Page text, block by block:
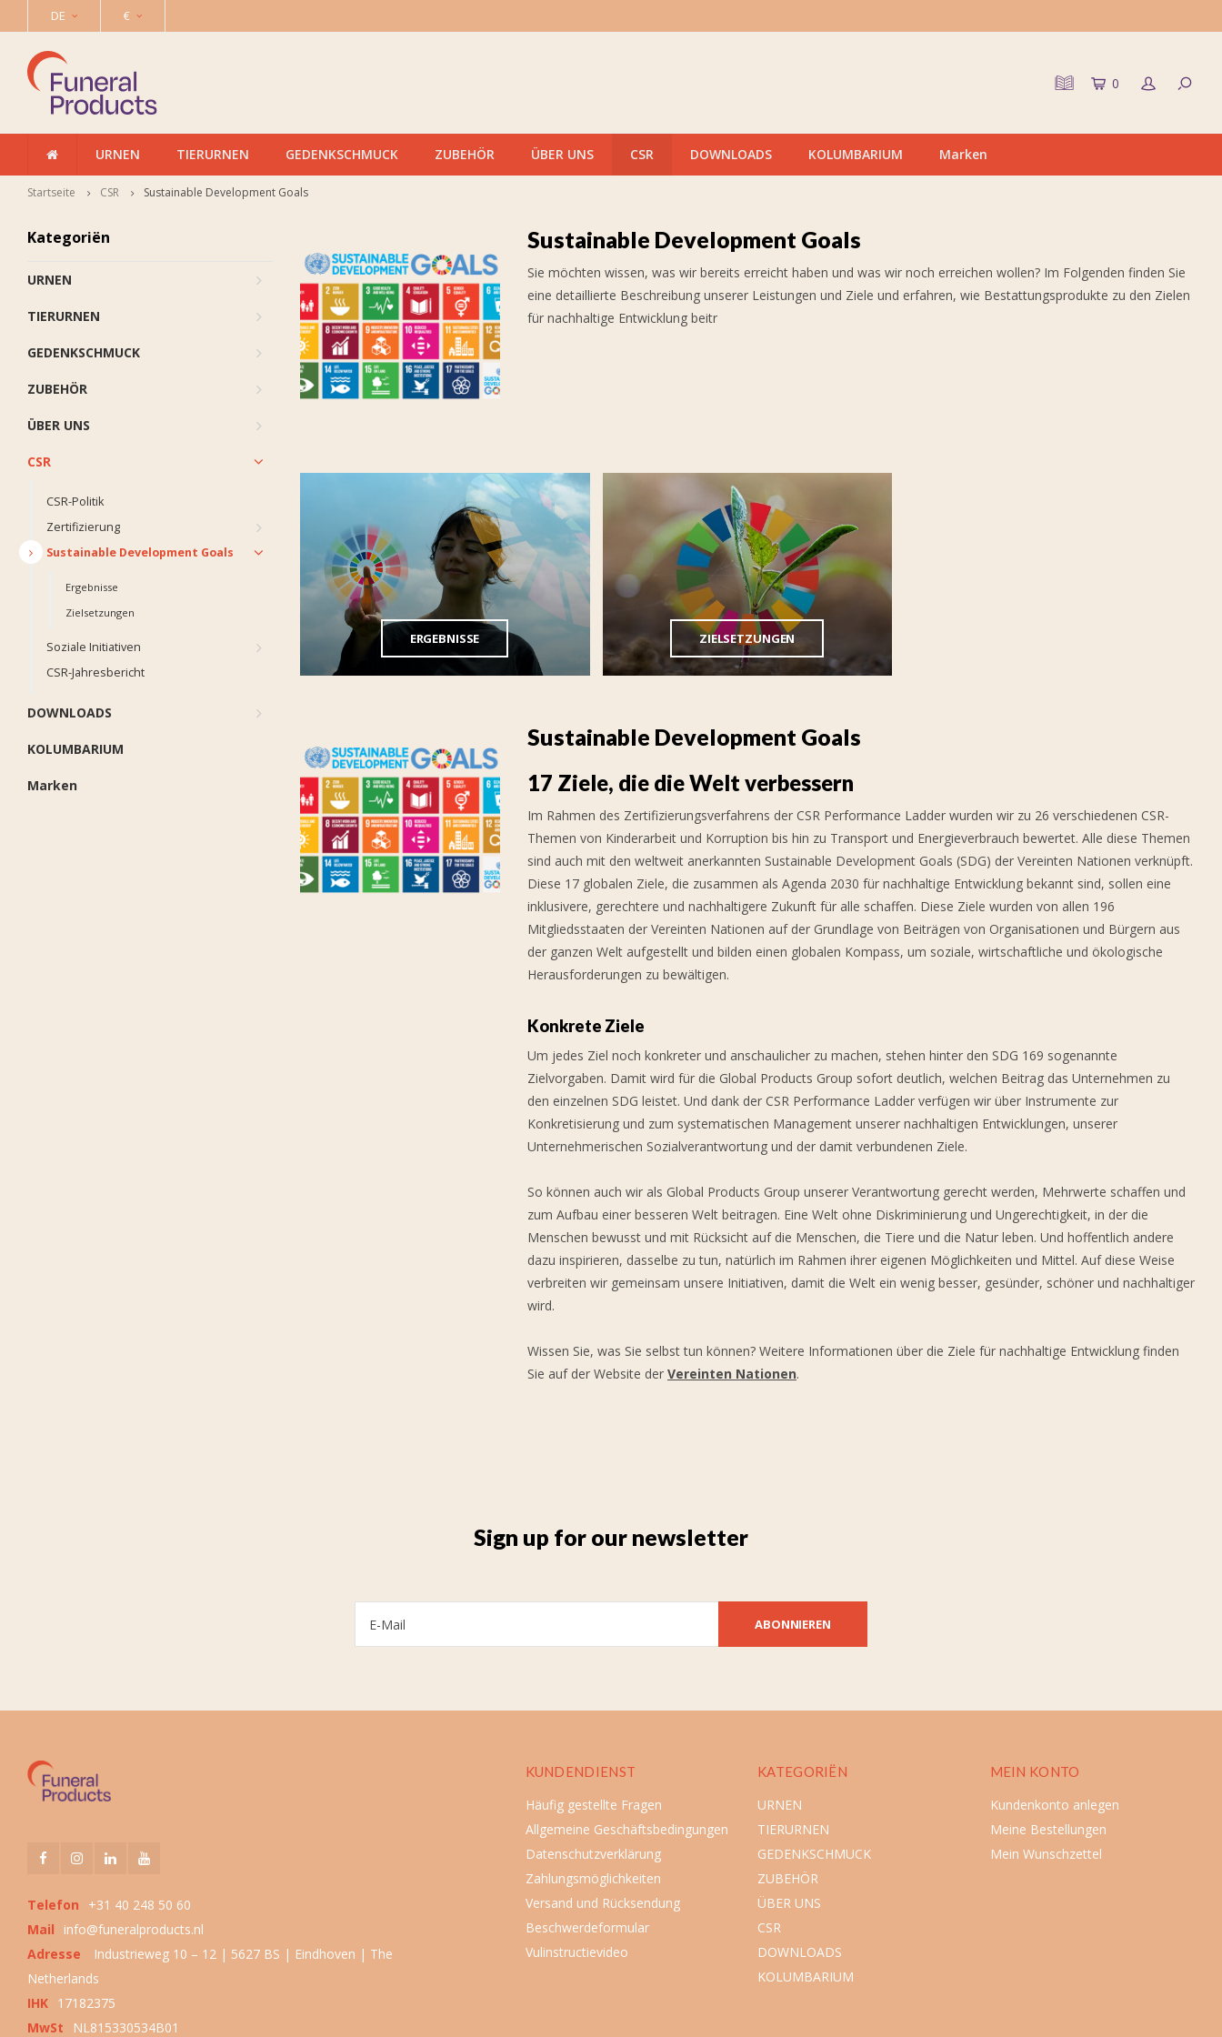
DE €
0
URNEN TIERURNEN GEDENKSCHMUCK ZUBEHÖR ÜBER UNS CSR DOWNLOADS KOLUMBARIUM Marken
Startseite CSR Sustainable Development Goals
Kategoriën
URNEN
TIERURNEN
GEDENKSCHMUCK
ZUBEHÖR
ÜBER UNS
CSR
CSR-Politik
Zertifizierung
Sustainable Development Goals
Ergebnisse
Zielsetzungen
Soziale Initiativen
CSR-Jahresbericht
DOWNLOADS
KOLUMBARIUM
Marken
Sustainable Development Goals
Sie möchten wissen, was wir bereits erreicht haben und was wir noch erreichen wollen? Im Folgenden finden Sie
eine detaillierte Beschreibung unserer Leistungen und Ziele und erfahren, wie Bestattungsprodukte zu den Zielen
für nachhaltige Entwicklung beitr
ERGEBNISSE ZIELSETZUNGEN
Sustainable Development Goals
17 Ziele, die die Welt verbessern
Im Rahmen des Zertifizierungsverfahrens der CSR Performance Ladder wurden wir zu 26 verschiedenen CSR-
Themen von Kinderarbeit und Korruption bis hin zu Transport und Energieverbrauch bewertet. Alle diese Themen
sind auch mit den weltweit anerkannten Sustainable Development Goals (SDG) der Vereinten Nationen verknüpft.
Diese 17 globalen Ziele, die zusammen als Agenda 2030 für nachhaltige Entwicklung bekannt sind, sollen eine
inklusivere, gerechtere und nachhaltigere Zukunft für alle schaffen. Diese Ziele wurden von allen 196
Mitgliedsstaaten der Vereinten Nationen auf der Grundlage von Beiträgen von Organisationen und Bürgern aus
der ganzen Welt aufgestellt und bilden einen globalen Kompass, um soziale, wirtschaftliche und ökologische
Herausforderungen zu bewältigen.
Konkrete Ziele
Um jedes Ziel noch konkreter und anschaulicher zu machen, stehen hinter den SDG 169 sogenannte
Zielvorgaben. Damit wird für die Global Products Group sofort deutlich, welchen Beitrag das Unternehmen zu
den einzelnen SDG leistet. Und dank der CSR Performance Ladder verfügen wir über Instrumente zur
Konkretisierung und zum systematischen Management unserer nachhaltigen Entwicklungen, unserer
Unternehmerischen Sozialverantwortung und der damit verbundenen Ziele.
So können auch wir als Global Products Group unserer Verantwortung gerecht werden, Mehrwerte schaffen und
zum Aufbau einer besseren Welt beitragen. Eine Welt ohne Diskriminierung und Ungerechtigkeit, in der die
Menschen bewusst und mit Rücksicht auf die Menschen, die Tiere und die Natur leben. Und hoffentlich andere
dazu inspirieren, dasselbe zu tun, natürlich im Rahmen ihrer eigenen Möglichkeiten und Mittel. Auf diese Weise
verbreiten wir gemeinsam unsere Initiativen, damit die Welt ein wenig besser, gesünder, schöner und nachhaltiger
wird.
Wissen Sie, was Sie selbst tun können? Weitere Informationen über die Ziele für nachhaltige Entwicklung finden
Sie auf der Website der Vereinten Nationen.
Sign up for our newsletter
ABONNIEREN
Telefon
+31 40 248 50 60
Mail
info@funeralproducts.nl
Adresse
Industrieweg 10 – 12 | 5627 BS | Eindhoven | The
Netherlands
IHK 17182375
MwSt
NL815330534B01
KUNDENDIENST
Häufig gestellte Fragen
Allgemeine Geschäftsbedingungen
Datenschutzverklärung
Zahlungsmöglichkeiten
Versand und Rücksendung
Beschwerdeformular
Vulinstructievideo
KATEGORIËN
URNEN
TIERURNEN
GEDENKSCHMUCK
ZUBEHÖR
ÜBER UNS
CSR
DOWNLOADS
KOLUMBARIUM
MEIN KONTO
Kundenkonto anlegen
Meine Bestellungen
Mein Wunschzettel